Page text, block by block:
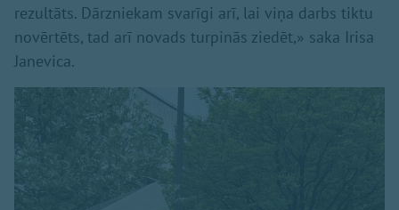
rezultāts. Dārzniekam svarīgi arī, lai viņa darbs tiktu
novērtēts, tad arī novads turpinās ziedēt,» saka Irisa
Janevica.